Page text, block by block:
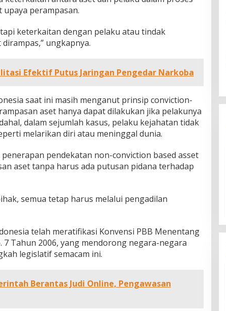
perampasan.
keterkaitan dengan pelaku atau tindak
ungkapnya.
Efektif Putus Jaringan Pengedar Narkoba
saat ini masih menganut prinsip conviction-
aset hanya dapat dilakukan jika pelakunya
dalam sejumlah kasus, pelaku kejahatan tidak
melarikan diri atau meninggal dunia.
pendekatan non-conviction based asset
aset tanpa harus ada putusan pidana terhadap
semua tetap harus melalui pengadilan
telah meratifikasi Konvensi PBB Menentang
7 Tahun 2006, yang mendorong negara-negara
legislatif semacam ini.
Berantas Judi Online, Pengawasan
Nasional hingga Oktober